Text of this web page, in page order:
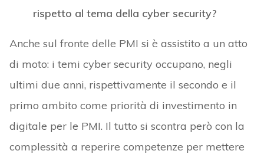
rispetto al tema della cyber security?
Anche sul fronte delle PMI si è assistito a un atto
di moto: i temi cyber security occupano, negli
ultimi due anni, rispettivamente il secondo e il
primo ambito come priorità di investimento in
digitale per le PMI. Il tutto si scontra però con la
complessità a reperire competenze per mettere